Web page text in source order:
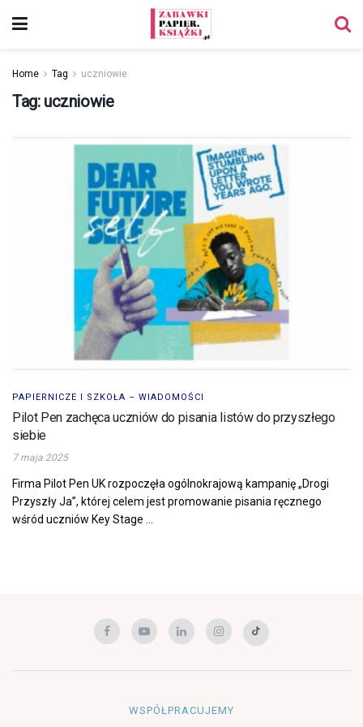
Home Tag uczniowie
Tag: uczniowie
PAPIERNICZE I SZKOŁA – WIADOMOŚCI
Pilot Pen zachęca uczniów do pisania listów do przyszłego
siebie
7 maja 2025
Firma Pilot Pen UK rozpoczęła ogólnokrajową kampanię „Drogi
Przyszły Ja”, której celem jest promowanie pisania ręcznego
wśród uczniów Key Stage ...
WSPÓŁPRACUJEMY